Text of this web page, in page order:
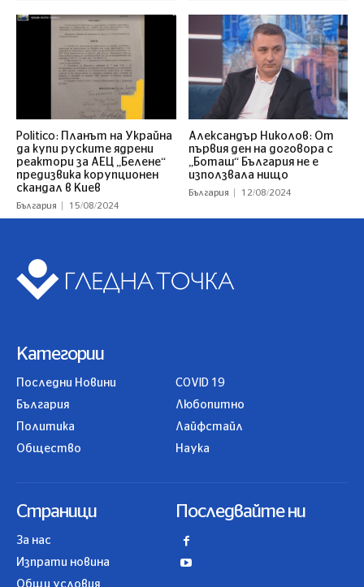
Politico: Планът на Украйна
да купи руските ядрени
реактори за АЕЦ „Белене“
предизвика корупционен
скандал в Киев
България 15/08/2024
Александър Николов: От
първия ден на договора с
„Боташ“ България не е
използвала нищо
България 12/08/2024
Категории
Последни Новини
България
Политика
Общество
COVID 19
Любопитно
Лайфстайл
Наука
Страници
За нас
Изпрати новина
Общи условия
Последвайте ни